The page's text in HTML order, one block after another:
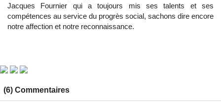
Jacques Fournier qui a toujours mis ses talents et ses
compétences au service du progrès social, sachons dire encore
notre affection et notre reconnaissance.
(6) Commentaires